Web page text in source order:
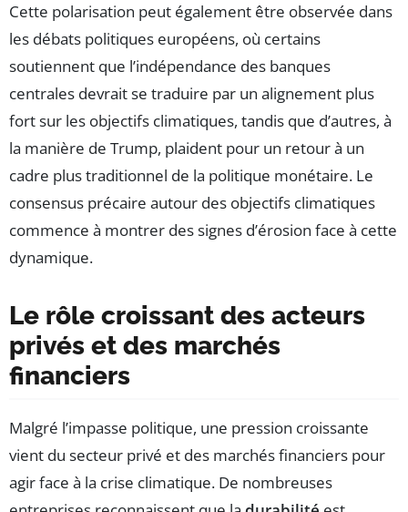
Cette polarisation peut également être observée dans
les débats politiques européens, où certains
soutiennent que l’indépendance des banques
centrales devrait se traduire par un alignement plus
fort sur les objectifs climatiques, tandis que d’autres, à
la manière de Trump, plaident pour un retour à un
cadre plus traditionnel de la politique monétaire. Le
consensus précaire autour des objectifs climatiques
commence à montrer des signes d’érosion face à cette
dynamique.
Le rôle croissant des acteurs
privés et des marchés
financiers
Malgré l’impasse politique, une pression croissante
vient du secteur privé et des marchés financiers pour
agir face à la crise climatique. De nombreuses